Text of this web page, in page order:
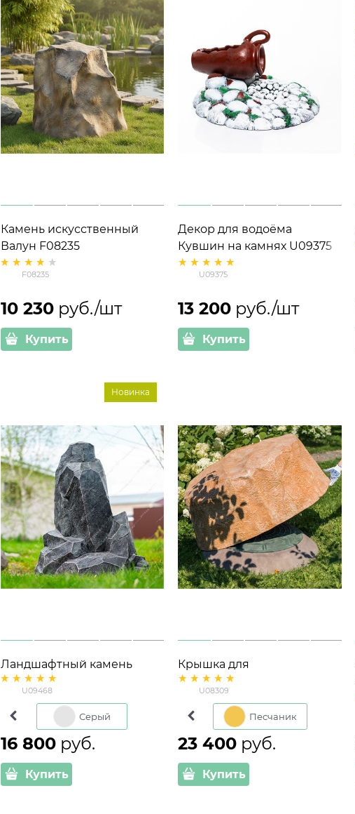
Камень искусственный
Валун F08235
стеклопластик
F08235
10 230 руб./шт
Купить
Декор для водоёма
Кувшин на камнях U09375
стеклопластик d=67 см
h=40 см
U09375
13 200 руб./шт
Купить
Ландшафтный камень
средний U09468
стеклопластик высота 102
см
U09468
Серый
Новинка
16 800 руб.
Купить
Крышка для
канализационного люка
Валун
U08309стеклопластик,
ширина 130 см
U08309
Песчаник
23 400 руб.
Купить